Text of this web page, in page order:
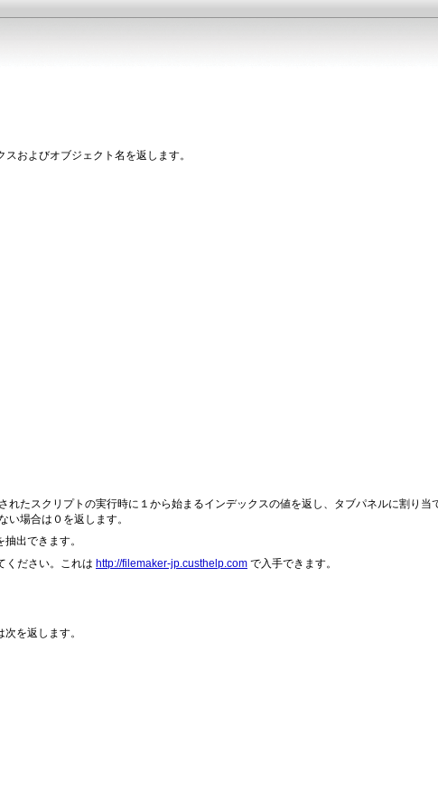
およびオブジェクト名を返します。
たスクリプトの実行時に１から始まるインデックスの値を返し、タブパネルに割り
場合は０を返します。
出できます。
ください。これは http://filemaker-jp.custhelp.com で入手できます。
次を返します。